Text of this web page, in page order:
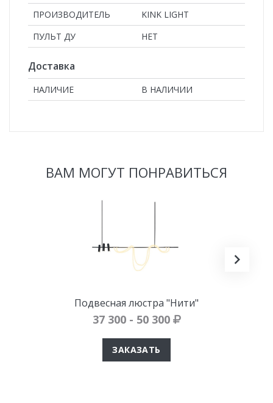
ПРОИЗВОДИТЕЛЬ
KINK LIGHT
ПУЛЬТ ДУ
НЕТ
Доставка
НАЛИЧИЕ В НАЛИЧИИ
ВАМ МОГУТ ПОНРАВИТЬСЯ
Подвесная люстра "Нити"
37 300 - 50 300
ЗАКАЗАТЬ